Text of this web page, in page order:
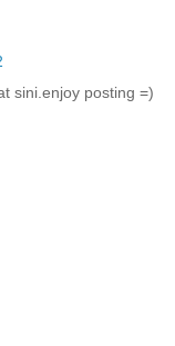
sini.enjoy posting =)